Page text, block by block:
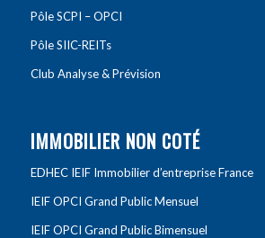
Pôle SCPI – OPCI
Pôle SIIC-REITs
Club Analyse & Prévision
IMMOBILIER NON COTÉ
EDHEC IEIF Immobilier d’entreprise France
IEIF OPCI Grand Public Mensuel
IEIF OPCI Grand Public Bimensuel